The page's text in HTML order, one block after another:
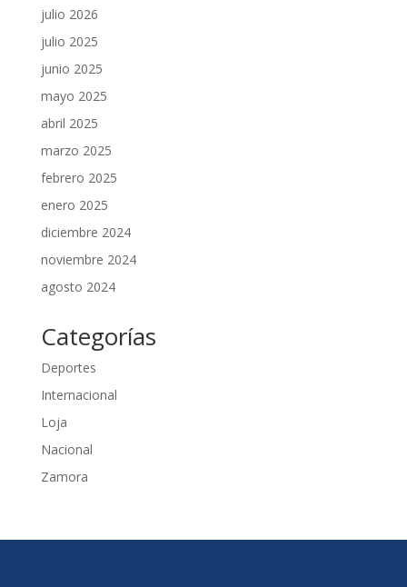
julio 2026
julio 2025
junio 2025
mayo 2025
abril 2025
marzo 2025
febrero 2025
enero 2025
diciembre 2024
noviembre 2024
agosto 2024
Categorías
Deportes
Internacional
Loja
Nacional
Zamora